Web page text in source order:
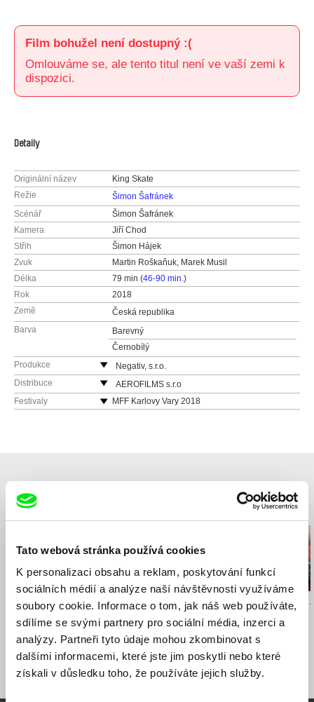
Tato webová stránka používá cookies
K personalizaci obsahu a reklam, poskytování funkcí
sociálních médií a analýze naší návštěvnosti využíváme
soubory cookie. Informace o tom, jak náš web používáte,
sdílíme se svými partnery pro sociální média, inzerci a
analýzy. Partneři tyto údaje mohou zkombinovat s
dalšími informacemi, které jste jim poskytli nebo které
získali v důsledku toho, že používáte jejich služby.
Film bohužel není dostupný :(
Omlouváme se, ale tento titul není ve vaší zemi k
dispozici.
Detaily
Originální název
King Skate
Režie
Šimon Šafránek
Scénář
Šimon Šafránek
Kamera
Jiří Chod
Střih
Šimon Hájek
Zvuk
Martin Roškaňuk, Marek Musil
Délka
79 min (46-90 min.)
Rok
2018
Země
Česká republika
Barva
Barevný
Černobílý
Produkce
Negativ, s.r.o.
Ostrovní 30
110 00 Praha
Distribuce
AEROFILMS s.r.o
Jirečkova 1008/8
e-mail:info@aerofilms.cz
Festivaly
MFF Karlovy Vary 2018
Související filmy (20)
Milan Černák
Hokej '69
Adam Koloman Rybanský
Přátelské setkání nad
sportem
Linda Kallistová